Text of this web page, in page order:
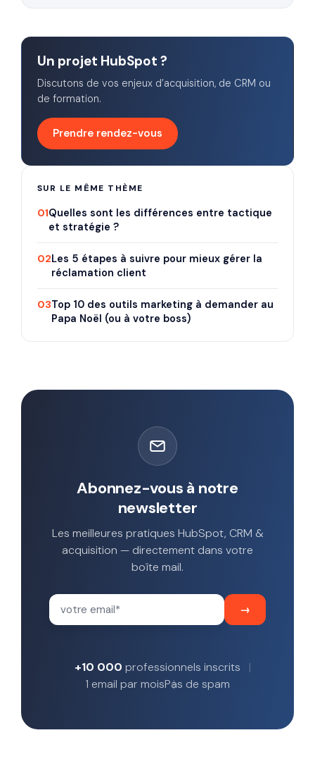
Un projet HubSpot ?
Discutons de vos enjeux d’acquisition, de CRM ou
de formation.
Prendre rendez-vous
SUR LE MÊME THÈME
01Quelles sont les différences entre tactique
et stratégie ?
02Les 5 étapes à suivre pour mieux gérer la
réclamation client
03Top 10 des outils marketing à demander au
Papa Noël (ou à votre boss)
Abonnez-vous à notre
newsletter
Les meilleures pratiques HubSpot, CRM &
acquisition — directement dans votre
boîte mail.
+10 000 professionnels inscrits
1 email par moisPas de spam